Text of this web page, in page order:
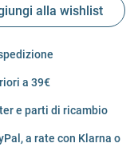
a 39€
e parti di ricambio
a rate con Klarna o